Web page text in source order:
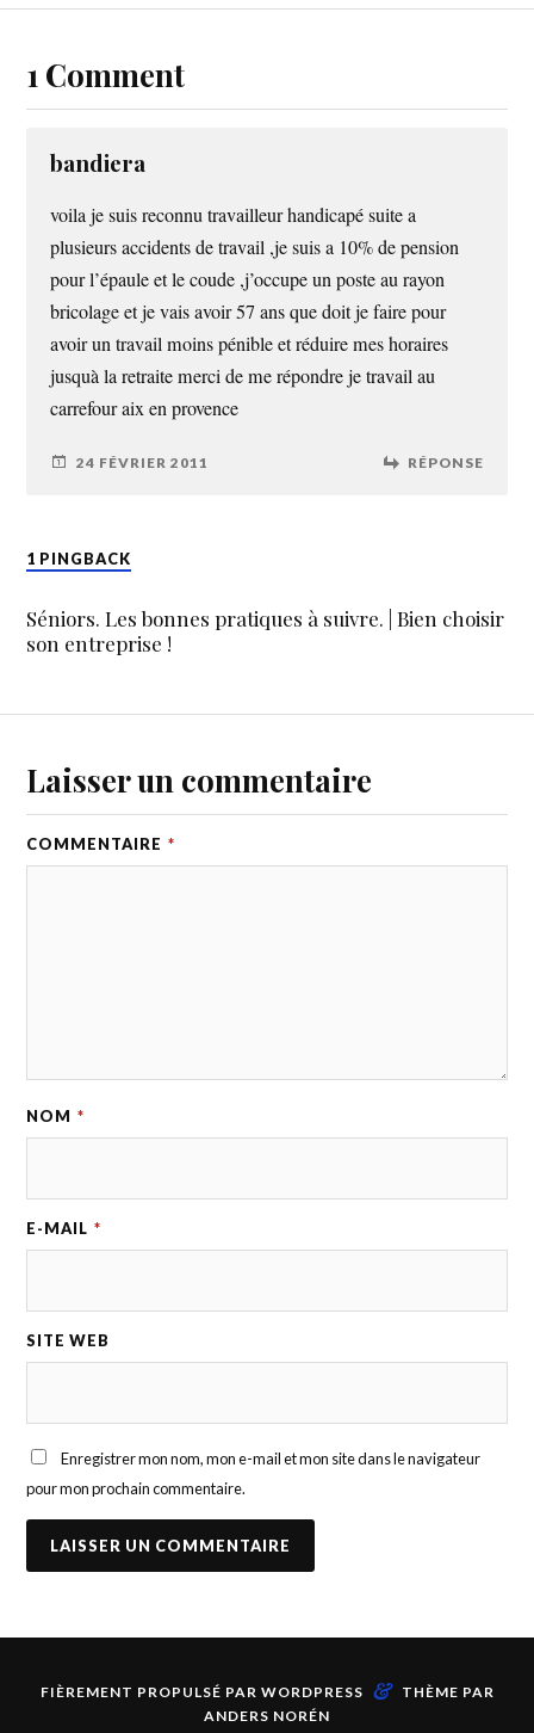
1 Comment
bandiera
voila je suis reconnu travailleur handicapé suite a
plusieurs accidents de travail ,je suis a 10% de pension
pour l’épaule et le coude ,j’occupe un poste au rayon
bricolage et je vais avoir 57 ans que doit je faire pour
avoir un travail moins pénible et réduire mes horaires
jusquà la retraite merci de me répondre je travail au
carrefour aix en provence
24 FÉVRIER 2011 RÉPONSE
1 PINGBACK
Séniors. Les bonnes pratiques à suivre. | Bien choisir
son entreprise !
Laisser un commentaire
COMMENTAIRE *
NOM *
E-MAIL *
SITE WEB
Enregistrer mon nom, mon e-mail et mon site dans le navigateur
pour mon prochain commentaire.
FIÈREMENT PROPULSÉ PAR WORDPRESS &
THÈME PAR
ANDERS NORÉN